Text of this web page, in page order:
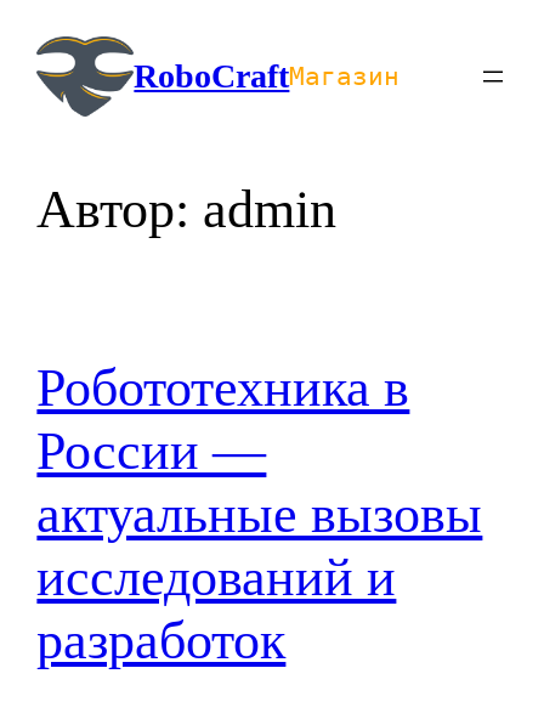
содержимомуRoboCraftМагазин
Автор: admin
Робототехника в
России —
актуальные вызовы
исследований и
разработок